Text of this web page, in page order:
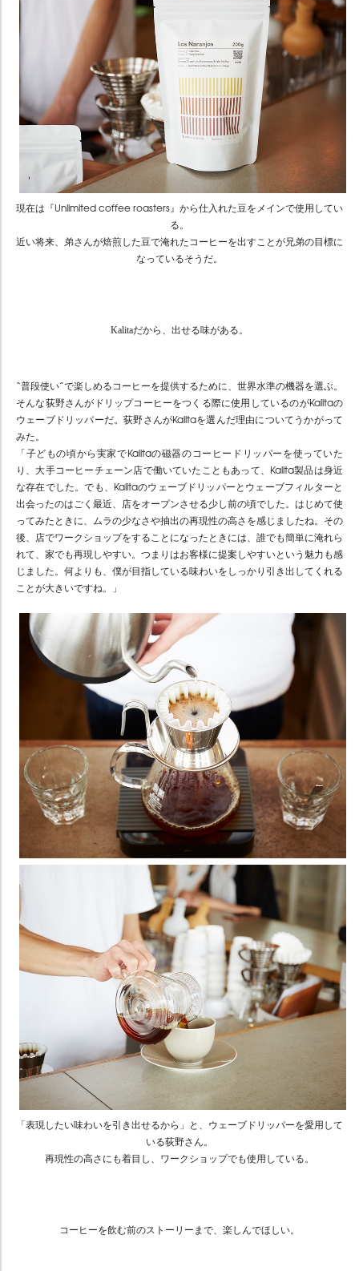
現在は『Unlimited coffee roasters』から仕入れた豆をメインで使用してい
る。
近い将来、弟さんが焙煎した豆で淹れたコーヒーを出すことが兄弟の目標に
なっているそうだ。
Kalitaだから、出せる味がある。
“普段使い”で楽しめるコーヒーを提供するために、世界水準の機器を選ぶ。
そんな荻野さんがドリップコーヒーをつくる際に使用しているのがKalitaの
ウェーブドリッパーだ。荻野さんがKalitaを選んだ理由についてうかがって
みた。
「子どもの頃から実家でKalitaの磁器のコーヒードリッパーを使っていた
り、大手コーヒーチェーン店で働いていたこともあって、Kalita製品は身近
な存在でした。でも、Kalitaのウェーブドリッパーとウェーブフィルターと
出会ったのはごく最近、店をオープンさせる少し前の頃でした。はじめて使
ってみたときに、ムラの少なさや抽出の再現性の高さを感じましたね。その
後、店でワークショップをすることになったときには、誰でも簡単に淹れら
れて、家でも再現しやすい。つまりはお客様に提案しやすいという魅力も感
じました。何よりも、僕が目指している味わいをしっかり引き出してくれる
ことが大きいですね。」
「表現したい味わいを引き出せるから」と、ウェーブドリッパーを愛用して
いる荻野さん。
再現性の高さにも着目し、ワークショップでも使用している。
コーヒーを飲む前のストーリーまで、楽しんでほしい。